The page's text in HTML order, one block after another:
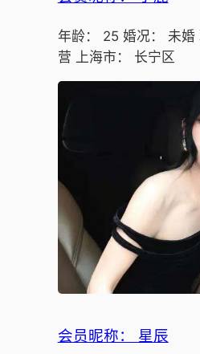
年龄： 25 婚况： 未婚
营 上海市： 长宁区
会员昵称： 星辰